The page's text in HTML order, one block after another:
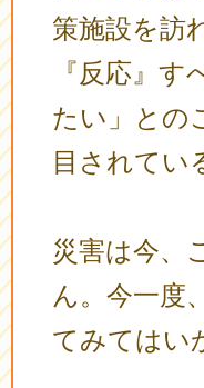
策施設を訪
『反応』
たい」との
目されてい
災害は今、
ん。今一度
てみてはい